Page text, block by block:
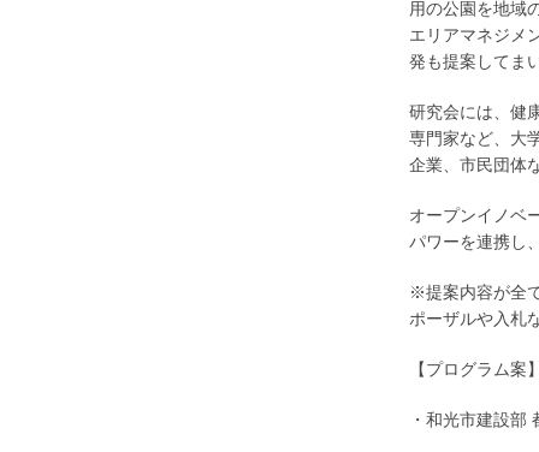
用の公園を地域
エリアマネジメ
発も提案してま
研究会には、健
専門家など、大
企業、市民団体
オープンイノベ
パワーを連携し
※提案内容が全
ポーザルや入札
【プログラム案
・和光市建設部